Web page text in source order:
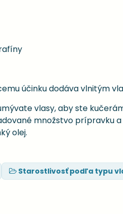
účinku dodáva vlnitým
vlasy, aby ste
množstvo prípravku
olej.
Starostlivosť podľa typu